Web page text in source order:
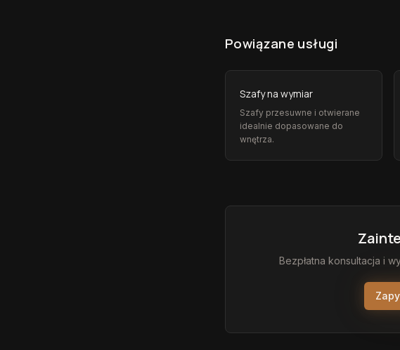
Powiązane usługi
Szafy na wymiar
Szafy przesuwne i otwierane
idealnie dopasowane do
wnętrza.
Bezpłatna konsultacja i